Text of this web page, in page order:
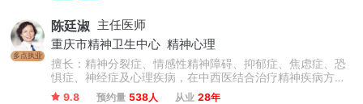
多点执业
陈廷淑 主任医师
重庆市精神卫生中心 精神心理
擅长：精神分裂症、情感性精神障碍、抑郁症、焦虑症、恐
惧症、神经症及心理疾病，在中西医结合治疗精神疾病方面
积累了丰富的经验。
9.8 预约量 538人 从业 28年